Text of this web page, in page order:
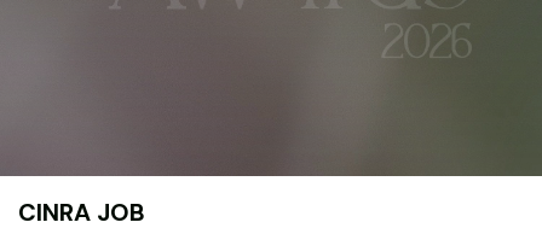
CINRA JOB